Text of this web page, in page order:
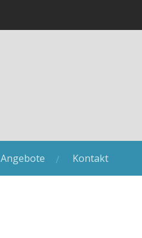
Angebote Kontakt